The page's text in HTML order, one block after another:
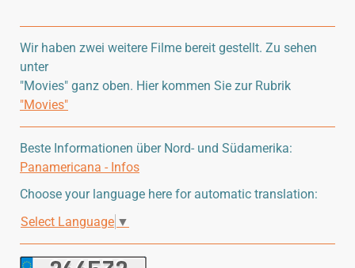
Wir haben zwei weitere Filme bereit gestellt. Zu sehen
unter
"Movies" ganz oben. Hier kommen Sie zur Rubrik
"Movies"
Beste Informationen über Nord- und Südamerika:
Panamericana - Infos
Choose your language here for automatic translation:
Select Language ▼